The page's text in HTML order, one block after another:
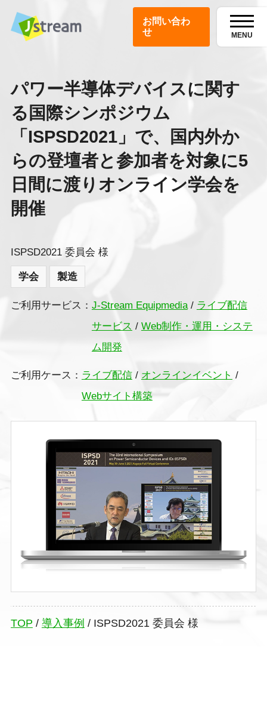
お問い合わ
せ
MENU
パワー半導体デバイスに関す
る国際シンポジウム
「ISPSD2021」で、国内外か
らの登壇者と参加者を対象に5
日間に渡りオンライン学会を
開催
ISPSD2021 委員会 様
学会 製造
ご利用サービス： J-Stream Equipmedia/ ライブ配信
サービス / Web制作・運用・システ
ム開発
ご利用ケース： ライブ配信/ オンラインイベント /
Webサイト構築
TOP / 導入事例 / ISPSD2021 委員会 様